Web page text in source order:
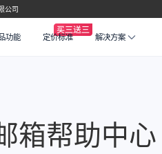
公司
功能 定价标准 解决方案
箱帮助中心